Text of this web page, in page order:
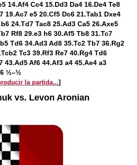
14.Af4 Cc4 15.Dd3 Da4 16.De4 Te8
19.Ac7 e5 20.Cf5 Dc6 21.Tab1 Dxe4
24.Td7 Tac8 25.Ad3 Ca5 26.Axe5
Rf8 29.e3 h6 30.Af5 Tb8 31.Tc7
Td6 34.Ad3 Ad8 35.Tc2 Tb7 36.Rg2
Tc3 39.Rf3 Re7 40.Rg4 Td6
43.Ad5 Af6 44.Af3 a4 45.Ae4 a3
½–½
la partida...]
vs. Levon Aronian